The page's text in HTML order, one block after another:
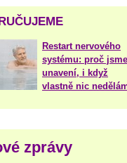
Restart nervového
systému: proč jsme
unavení, i když
vlastně nic
zprávy